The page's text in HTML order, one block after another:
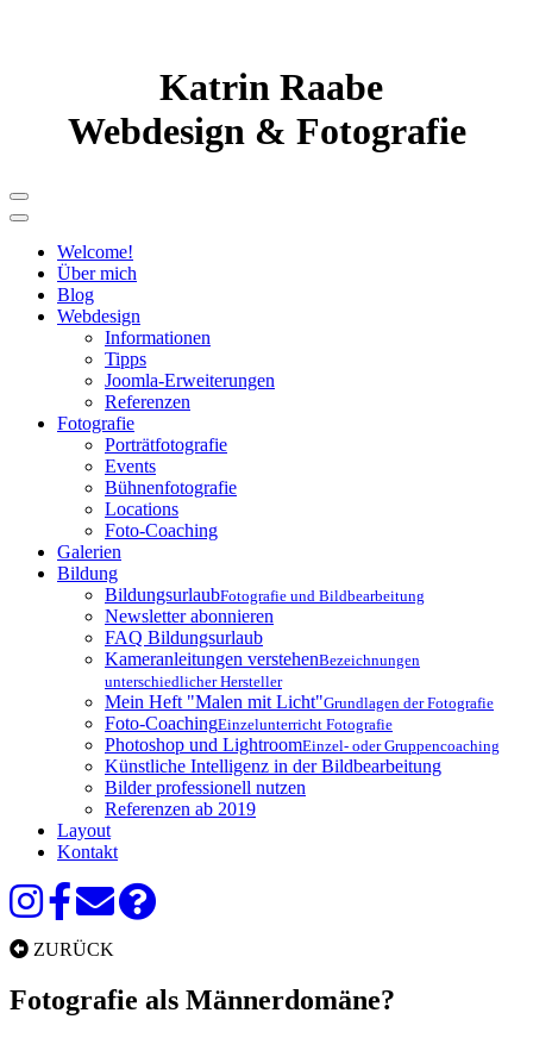
Katrin Raabe
Webdesign & Fotografie
Welcome!
Über mich
Blog
Webdesign
Informationen
Tipps
Joomla-Erweiterungen
Referenzen
Fotografie
Porträtfotografie
Events
Bühnenfotografie
Locations
Foto-Coaching
Galerien
Bildung
BildungsurlaubFotografie und Bildbearbeitung
Newsletter abonnieren
FAQ Bildungsurlaub
Kameranleitungen verstehenBezeichnungen
unterschiedlicher Hersteller
Mein Heft "Malen mit Licht"Grundlagen der Fotografie
Foto-CoachingEinzelunterricht Fotografie
Photoshop und LightroomEinzel- oder Gruppencoaching
Künstliche Intelligenz in der Bildbearbeitung
Bilder professionell nutzen
Referenzen ab 2019
Layout
Kontakt
ZURÜCK
Fotografie als Männerdomäne?